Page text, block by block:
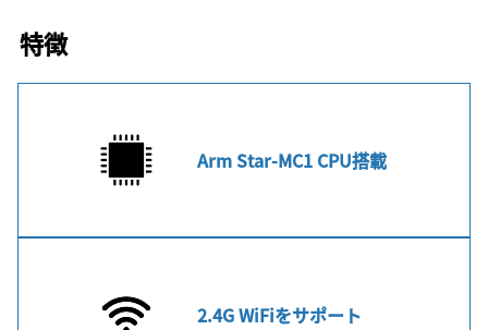
特徴
Arm Star-MC1 CPU搭載
2.4G WiFiをサポート